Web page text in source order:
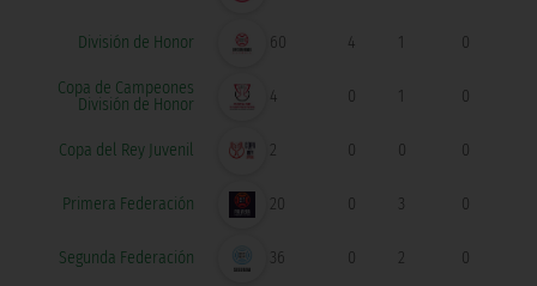
División de Honor 60 4 1 0
Copa de Campeones
División de Honor
4 0 1 0
Copa del Rey Juvenil 2 0 0 0
Primera Federación 20 0 3 0
Segunda Federación 36 0 2 0